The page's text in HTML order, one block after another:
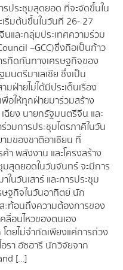
ประชุมสุดยอด ที่จะจัดขึ้นใน
เริ่มต้นขึ้นในวันที่ 26- 27
และกลุ่มประเทศความร่วม
– GCC) ซึ่งถือเป็นก้าว
กีดกันทางเศรษฐกิจของ
นตรีมาเลเซีย ซึ่งเป็น
มฝ่ายไม่ได้มีประเด็นเรื่อง
อให้ทุกฝ่ายมาร่วมสร้าง
ฉียง นายกรัฐมนตรีจีน และ
วมการประชุมไตรภาคีในวัน
มของชาติอาเซียน ที่
พลังงาน และโครงสร้าง
สุดยอดในวันจันทร์ จะมีการ
ในวันเสาร์ และการประชุม
ฐกิจในวันอาทิตย์ นัก
ะท้อนถึงความต้องการของ
ลื่อนไหวของตนเอง
ดยไม่จำกัดเพียงแค่การถ่วง
รา อัซฮารี นักวิจัยจาก
[…]